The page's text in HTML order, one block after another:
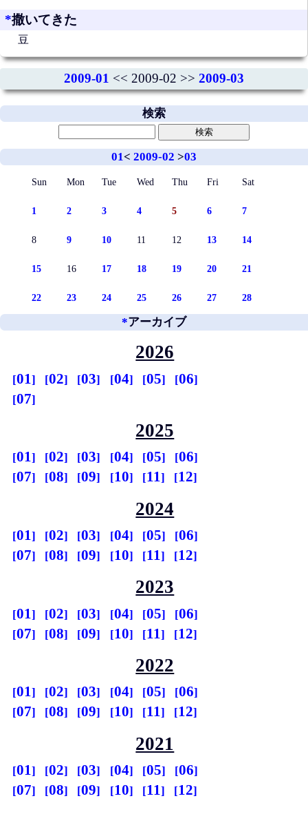
*撒いてきた
豆
2009-01 << 2009-02 >> 2009-03
検索
01< 2009-02 >03
Sun Mon Tue Wed Thu Fri Sat
1 2 3 4 5 6 7
8 9 10 11 12 13 14
15 16 17 18 19 20 21
22 23 24 25 26 27 28
*アーカイブ
2026
01 02 03 04 05
06
07
2025
01 02 03 04 05
06
07
08 09 10 11 12
2024
01 02 03 04 05
06
07
08 09 10 11 12
2023
01 02 03 04 05
06
07
08 09 10 11 12
2022
01 02 03 04 05
06
07
08 09 10 11 12
2021
01 02 03 04 05
06
07
08 09 10 11 12